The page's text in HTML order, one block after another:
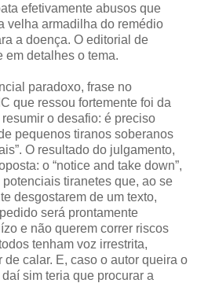
efetivamente abusos que
velha armadilha do remédio
a doença. O editorial de
em detalhes o tema.
paradoxo, frase no
que ressou fortemente foi da
o desafio: é preciso
pequenos tiranos soberanos
O resultado do julgamento,
o “notice and take down”,
tiranetes que, ao se
desgostarem de um texto,
será prontamente
e não querem correr riscos
tenham voz irrestrita,
calar. E, caso o autor queira o
sim teria que procurar a